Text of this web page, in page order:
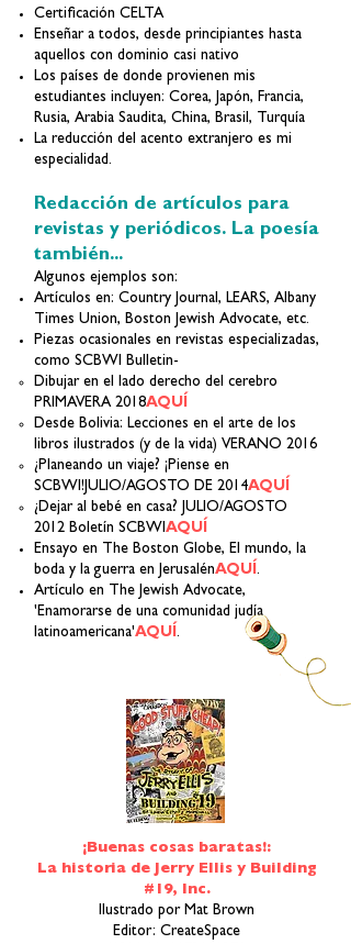
Certificación CELTA
Enseñar a todos, desde principiantes hasta
aquellos con dominio casi nativo
Los países de donde provienen mis
estudiantes incluyen: Corea, Japón, Francia,
Rusia, Arabia Saudita, China, Brasil, Turquía
La reducción del acento extranjero es mi
especialidad.
Redacción de artículos para
revistas y periódicos. La poesía
también...
Algunos ejemplos son:
Artículos en: Country Journal, LEARS, Albany
Times Union, Boston Jewish Advocate, etc.
Piezas ocasionales en revistas especializadas,
como SCBWI Bulletin-
Dibujar en el lado derecho del cerebro
PRIMAVERA 2018AQUÍ
Desde Bolivia: Lecciones en el arte de los
libros ilustrados (y de la vida) VERANO 2016
¿Planeando un viaje? ¡Piense en
SCBWI!JULIO/AGOSTO DE 2014AQUÍ
¿Dejar al bebé en casa? JULIO/AGOSTO
2012 Boletín SCBWIAQUÍ
Ensayo en The Boston Globe, El mundo, la
boda y la guerra en JerusalénAQUÍ.
Artículo en The Jewish Advocate,
'Enamorarse de una comunidad judía
latinoamericana'AQUÍ.
¡Buenas cosas baratas!:
La historia de Jerry Ellis y Building
#19, Inc.
Ilustrado por Mat Brown
Editor: CreateSpace